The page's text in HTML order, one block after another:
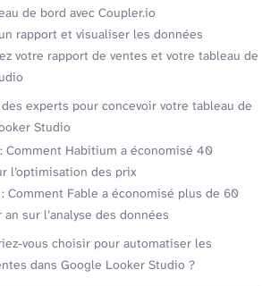
de bord avec Coupler.io
rapport et visualiser les données
votre rapport de ventes et votre tableau de
experts pour concevoir votre tableau de
Studio
Comment Habitium a économisé 40
l’optimisation des prix
Comment Fable a économisé plus de 60
sur l’analyse des données
vous choisir pour automatiser les
dans Google Looker Studio ?